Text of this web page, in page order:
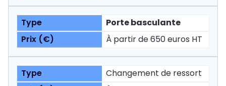
Porte basculante
À partir de 650 euros HT
Changement de ressort